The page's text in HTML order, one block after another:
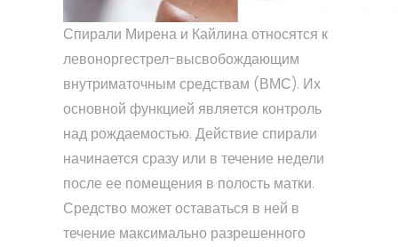
Спирали Мирена и Кайлина относятся к
левоноргестрел-высвобождающим
внутриматочным средствам (ВМС). Их
основной функцией является контроль
над рождаемостью. Действие спирали
начинается сразу или в течение недели
после ее помещения в полость матки.
Средство может оставаться в ней в
течение максимально разрешенного